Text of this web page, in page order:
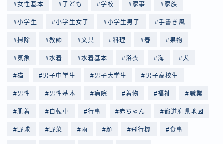
女性基本 子ども 学校 家事 家族
小学生 小学生女子 小学生男子 手書き風
掃除 教師 文具 料理 春 果物
気象 水着 水着基本 浴衣 海 犬
猫 男子中学生 男子大学生 男子高校生
男性 男性基本 病院 着物 福祉 職業
肌着 自転車 行事 赤ちゃん 都道府県地図
野球 野菜 雨 顔 飛行機 食事